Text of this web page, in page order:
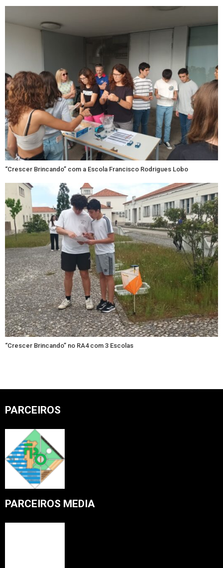
“Crescer Brincando” com a Escola Francisco Rodrigues Lobo
“Crescer Brincando” no RA4 com 3 Escolas
PARCEIROS
PARCEIROS MEDIA